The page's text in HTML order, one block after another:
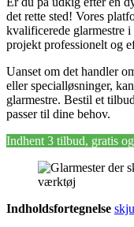
det rette sted! Vores
kvalificerede glarmestre
projekt professionelt og
Uanset om det handler
eller specialløsninger,
glarmestre. Bestil et
passer til dine behov.
Indhent 3 tilbud, gratis
Indholdsfortegnelse